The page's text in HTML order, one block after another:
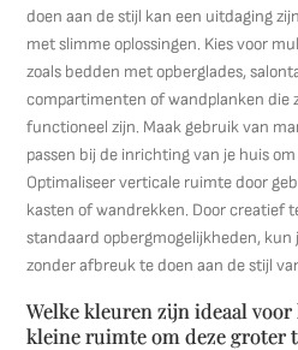
doen aan de stijl kan een uitdaging
met slimme oplossingen. Kies voor
zoals bedden met opberglades,
compartimenten of wandplanken die
functioneel zijn. Maak gebruik van
passen bij de inrichting van je huis
Optimaliseer verticale ruimte door
kasten of wandrekken. Door creatief
standaard opbergmogelijkheden,
zonder afbreuk te doen aan de stijl
Welke kleuren zijn ideaal
kleine ruimte om deze groter